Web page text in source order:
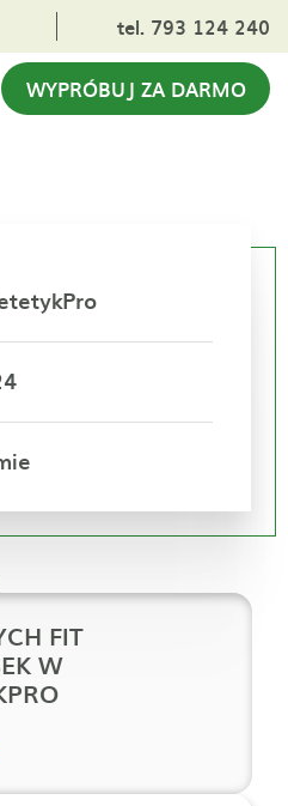
tel. 793 124 240
WYPRÓBUJ ZA DARMO
FIT
W